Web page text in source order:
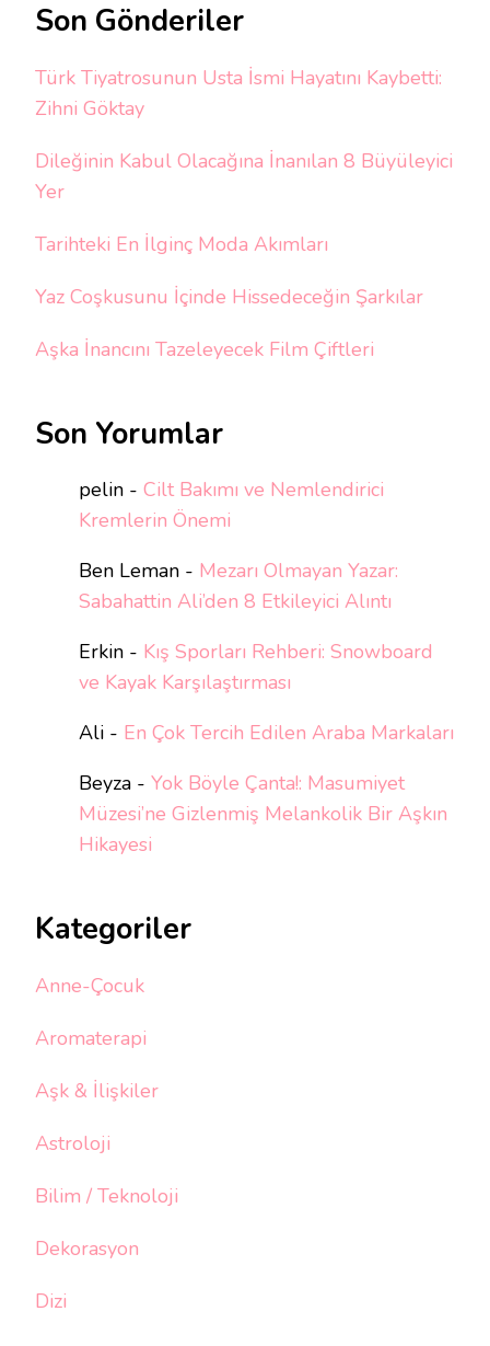
Son Gönderiler
Türk Tiyatrosunun Usta İsmi Hayatını Kaybetti:
Zihni Göktay
Dileğinin Kabul Olacağına İnanılan 8 Büyüleyici
Yer
Tarihteki En İlginç Moda Akımları
Yaz Coşkusunu İçinde Hissedeceğin Şarkılar
Aşka İnancını Tazeleyecek Film Çiftleri
Son Yorumlar
pelin - Cilt Bakımı ve Nemlendirici
Kremlerin Önemi
Ben Leman - Mezarı Olmayan Yazar:
Sabahattin Ali’den 8 Etkileyici Alıntı
Erkin - Kış Sporları Rehberi: Snowboard
ve Kayak Karşılaştırması
Ali - En Çok Tercih Edilen Araba Markaları
Beyza - Yok Böyle Çanta!: Masumiyet
Müzesi’ne Gizlenmiş Melankolik Bir Aşkın
Hikayesi
Kategoriler
Anne-Çocuk
Aromaterapi
Aşk & İlişkiler
Astroloji
Bilim / Teknoloji
Dekorasyon
Dizi